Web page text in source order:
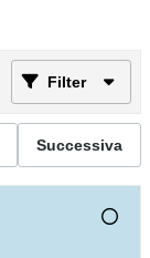
Filter
Successiva